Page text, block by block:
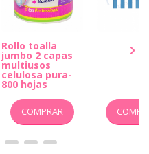
Rollo toalla
jumbo 2 capas
multiusos
celulosa pura-
800 hojas
COMPRAR